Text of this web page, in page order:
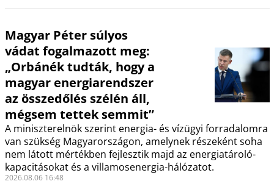
Magyar Péter súlyos
vádat fogalmazott meg:
„Orbánék tudták, hogy a
magyar energiarendszer
az összedőlés szélén áll,
mégsem tettek semmit”
A miniszterelnök szerint energia- és vízügyi forradalomra
van szükség Magyarországon, amelynek részeként soha
nem látott mértékben fejlesztik majd az energiatároló-
kapacitásokat és a villamosenergia-hálózatot.
2026.08.06 16:48